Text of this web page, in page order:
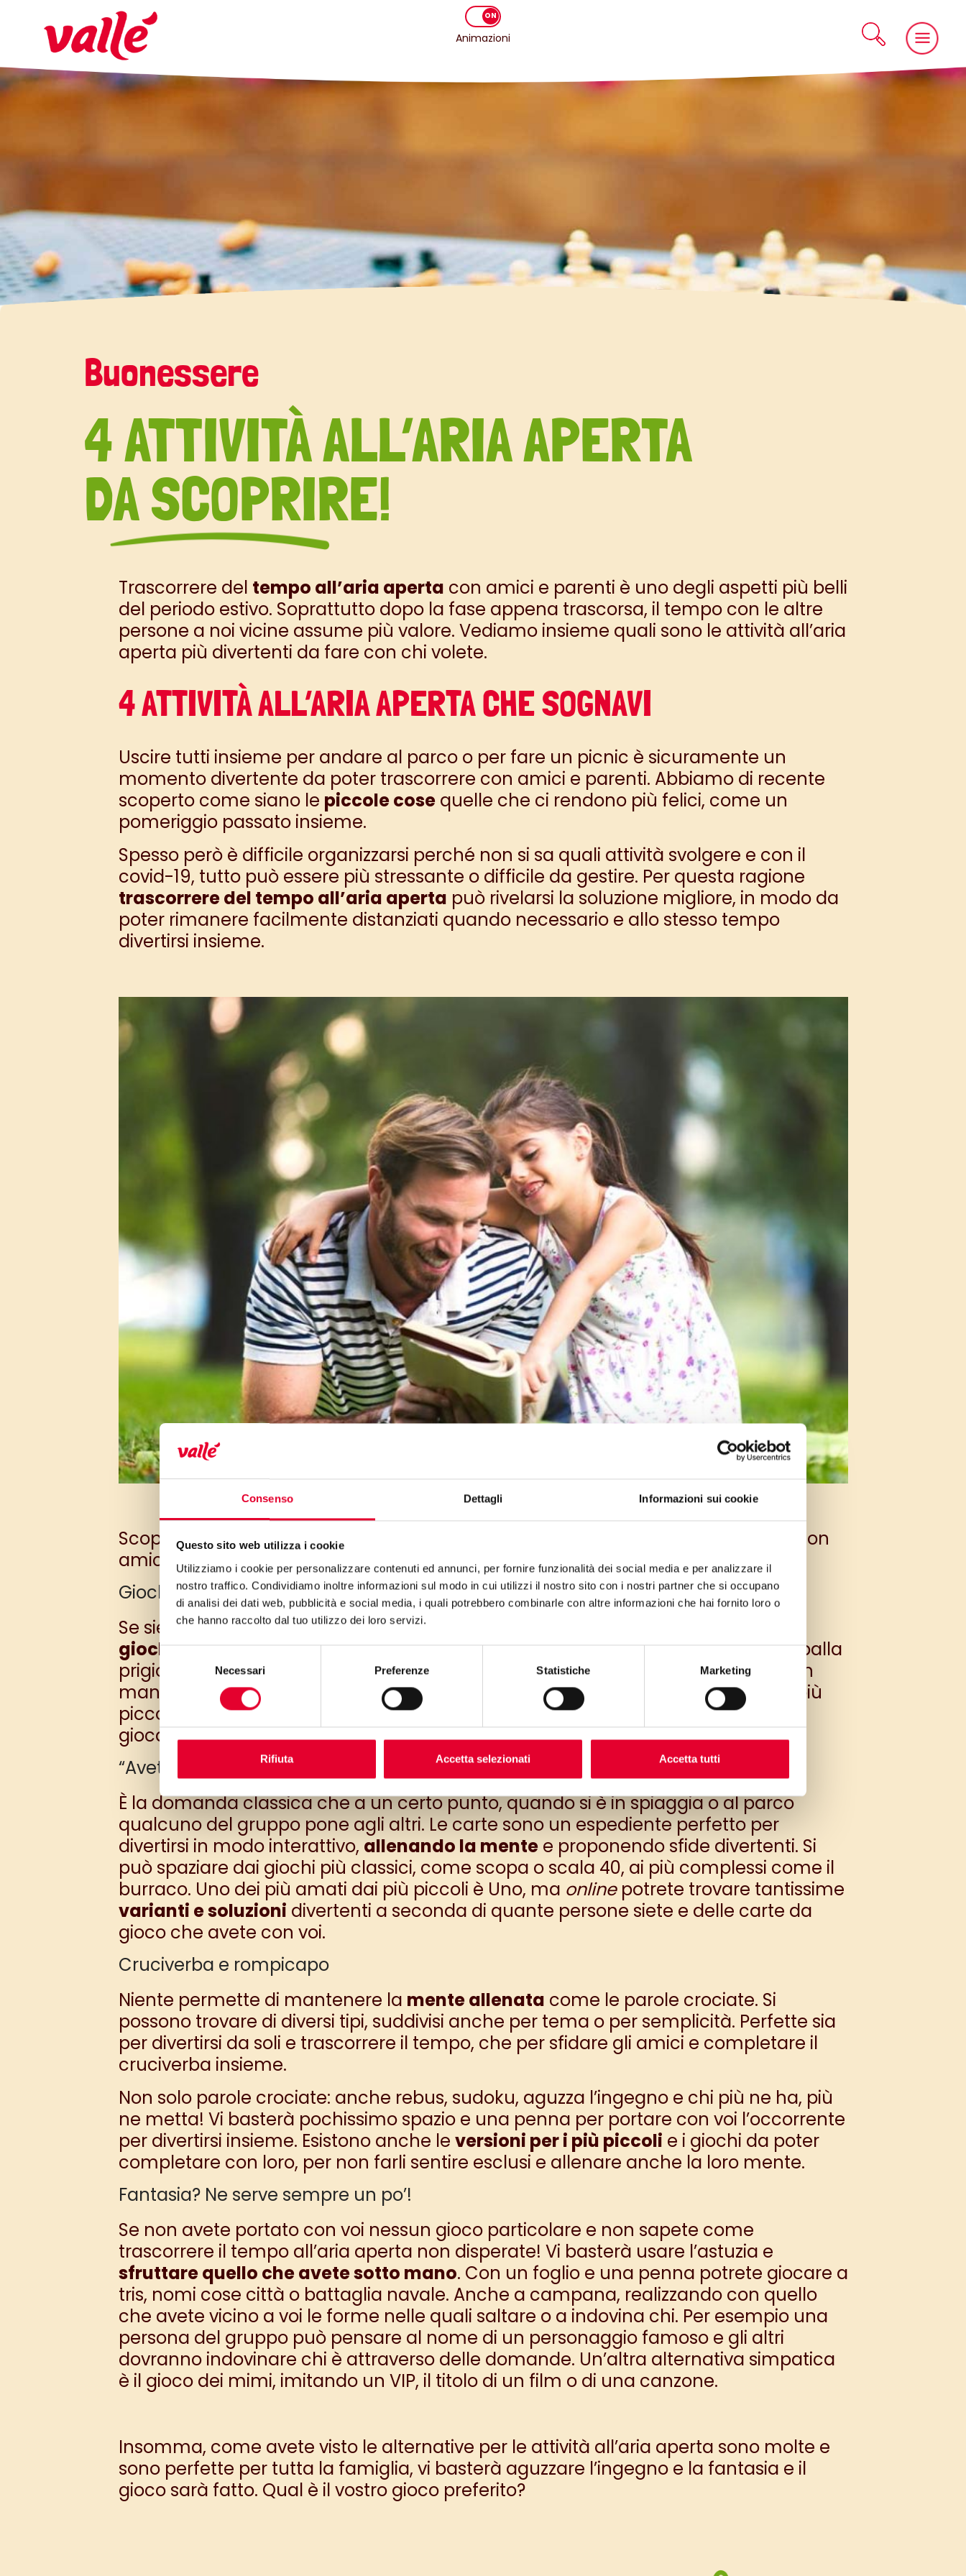
Consenso Dettagli Informazioni sui cookie
Questo sito web utilizza i cookie
Utilizziamo i cookie per personalizzare contenuti ed annunci, per fornire funzionalità dei social media e per analizzare il
nostro traffico. Condividiamo inoltre informazioni sul modo in cui utilizzi il nostro sito con i nostri partner che si occupano
di analisi dei dati web, pubblicità e social media, i quali potrebbero combinarle con altre informazioni che hai fornito loro o
che hanno raccolto dal tuo utilizzo dei loro servizi.
Selezione
del
Necessari Preferenze Statistiche Marketing
Rifiuta Accetta selezionati Accetta tutti
Animazioni
Buonessere
4 ATTIVITÀ ALL’ARIA APERTA
DA SCOPRIRE!
Trascorrere del tempo all’aria aperta con amici e parenti è uno degli aspetti più belli
del periodo estivo. Soprattutto dopo la fase appena trascorsa, il tempo con le altre
persone a noi vicine assume più valore. Vediamo insieme quali sono le attività all’aria
aperta più divertenti da fare con chi volete.
4 ATTIVITÀ ALL’ARIA APERTA CHE SOGNAVI
Uscire tutti insieme per andare al parco o per fare un picnic è sicuramente un
momento divertente da poter trascorrere con amici e parenti. Abbiamo di recente
scoperto come siano le piccole cosequelle che ci rendono più felici, come un
pomeriggio passato insieme.
Spesso però è difficile organizzarsi perché non si sa quali attività svolgere e con il
covid-19, tutto può essere più stressante o difficile da gestire. Per questa ragione
trascorrere del tempo all’aria aperta può rivelarsi la soluzione migliore, in modo da
poter rimanere facilmente distanziati quando necessario e allo stesso tempo
divertirsi insieme.
Scopriamo insieme quali sono le attività interattive da poter fare all’aria aperta con
amici, parenti e anche con i più piccoli.
Giochi di gruppo
Se siete un bel gruppetto e volete trascorrere del tempo insieme divertendovi, i
giochi di grupposono quello che fa per voi. Dai più semplici calcio, schiaccia 7, palla
prigioniera ai più fantasiosi, come nascondino o ruba bandiera, le alternative non
mancano.
Ognuno di questi giochi viene imparato da tutti fin da quando siete più
piccoli ed è perfetto sia per i grandi, che per i più piccini. Vi basterà cominciare a
giocare e vedrete che il divertimento sarà dietro l’angolo!
“Avete portato le carte da gioco?”
È la domanda classica che a un certo punto, quando si è in spiaggia o al parco
qualcuno del gruppo pone agli altri. Le carte sono un espediente perfetto per
divertirsi in modo interattivo, allenando la mentee proponendo sfide divertenti. Si
può spaziare dai giochi più classici, come scopa o scala 40, ai più complessi come il
burraco. Uno dei più amati dai più piccoli è Uno, ma onlinepotrete trovare tantissime
varianti e soluzioni divertenti a seconda di quante persone siete e delle carte da
gioco che avete con voi.
Cruciverba e rompicapo
Niente permette di mantenere la mente allenata come le parole crociate. Si
possono trovare di diversi tipi, suddivisi anche per tema o per semplicità. Perfette sia
per divertirsi da soli e trascorrere il tempo, che per sfidare gli amici e completare il
cruciverba insieme.
Non solo parole crociate: anche rebus, sudoku, aguzza l’ingegno e chi più ne ha, più
ne metta! Vi basterà pochissimo spazio e una penna per portare con voi l’occorrente
per divertirsi insieme. Esistono anche le versioni per i più piccoli e i giochi da poter
completare con loro, per non farli sentire esclusi e allenare anche la loro mente.
Fantasia? Ne serve sempre un po’!
Se non avete portato con voi nessun gioco particolare e non sapete come
trascorrere il tempo all’aria aperta non disperate! Vi basterà usare l’astuzia e
sfruttare quello che avete sotto mano. Con un foglio e una penna potrete giocare a
tris, nomi cose città o battaglia navale. Anche a campana, realizzando con quello
che avete vicino a voi le forme nelle quali saltare o a indovina chi. Per esempio una
persona del gruppo può pensare al nome di un personaggio famoso e gli altri
dovranno indovinare chi è attraverso delle domande. Un’altra alternativa simpatica
è il gioco dei mimi, imitando un VIP, il titolo di un film o di una canzone.
Insomma, come avete visto le alternative per le attività all’aria aperta sono molte e
sono perfette per tutta la famiglia, vi basterà aguzzare l’ingegno e la fantasia e il
gioco sarà fatto. Qual è il vostro gioco preferito?